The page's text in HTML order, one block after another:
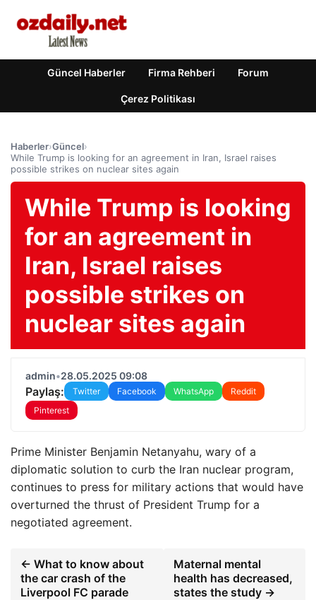
Güncel Haberler Firma Rehberi Forum
Çerez Politikası
Haberler›Güncel›
While Trump is looking for an agreement in Iran, Israel raises
possible strikes on nuclear sites again
While Trump is looking
for an agreement in
Iran, Israel raises
possible strikes on
nuclear sites again
admin•28.05.2025 09:08
Paylaş: Twitter Facebook WhatsApp
Reddit
Pinterest
Prime Minister Benjamin Netanyahu, wary of a
diplomatic solution to curb the Iran nuclear program,
continues to press for military actions that would have
overturned the thrust of President Trump for a
negotiated agreement.
← What to know about
the car crash of the
Liverpool FC parade
Maternal mental
health has decreased,
states the study →